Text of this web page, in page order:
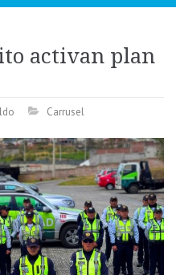
activan plan
Carrusel